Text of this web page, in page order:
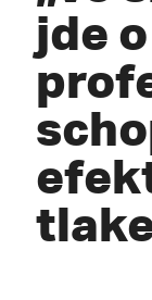
jde